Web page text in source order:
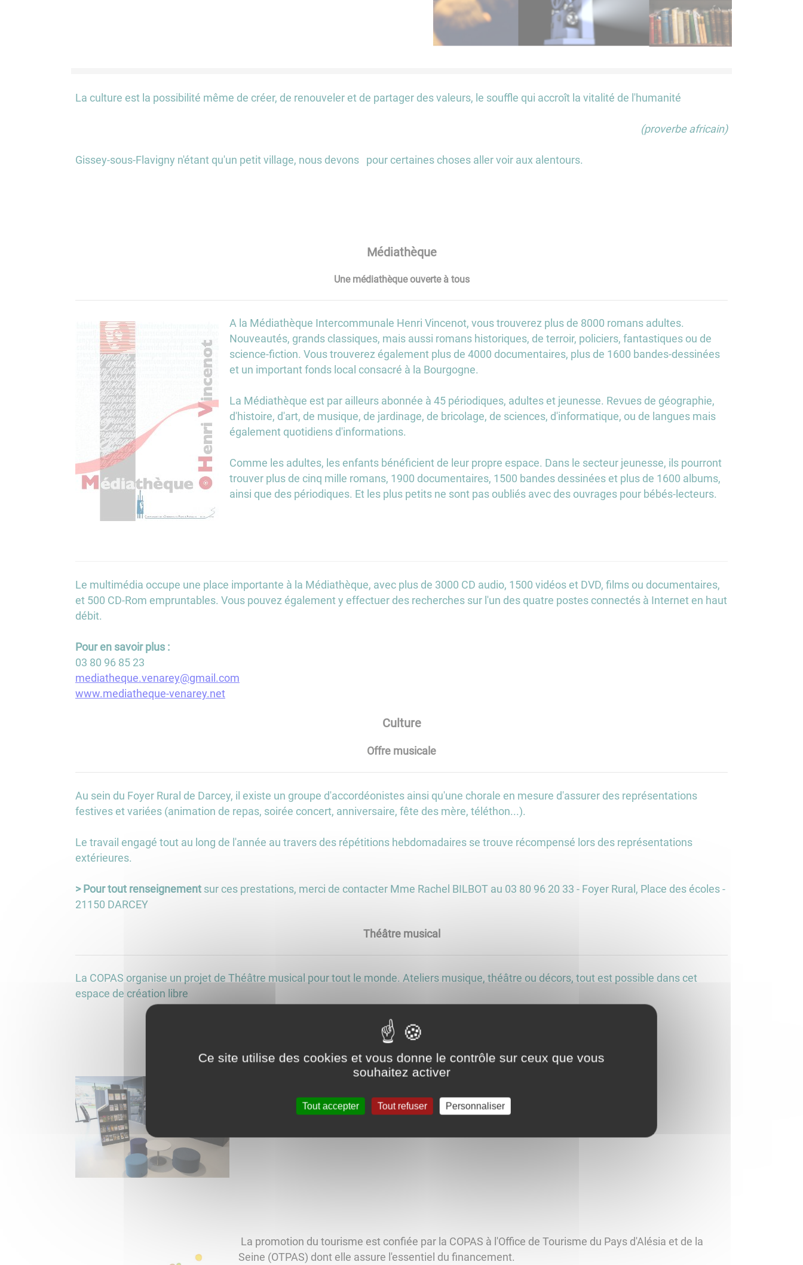
La culture est la possibilité même de créer, de renouveler et de partager des valeurs, le souffle qui accroît la vitalité de l'humanité
(proverbe africain)
Gissey-sous-Flavigny n'étant qu'un petit village, nous devons pour certaines choses aller voir aux alentours.
Médiathèque
Une médiathèque ouverte à tous
A la Médiathèque Intercommunale Henri Vincenot, vous trouverez plus de 8000 romans adultes.
Nouveautés, grands classiques, mais aussi romans historiques, de terroir, policiers, fantastiques ou de
science-fiction. Vous trouverez également plus de 4000 documentaires, plus de 1600 bandes-dessinées
et un important fonds local consacré à la Bourgogne.
La Médiathèque est par ailleurs abonnée à 45 périodiques, adultes et jeunesse. Revues de géographie,
d'histoire, d'art, de musique, de jardinage, de bricolage, de sciences, d'informatique, ou de langues mais
également quotidiens d'informations.
Comme les adultes, les enfants bénéficient de leur propre espace. Dans le secteur jeunesse, ils pourront
trouver plus de cinq mille romans, 1900 documentaires, 1500 bandes dessinées et plus de 1600 albums,
ainsi que des périodiques. Et les plus petits ne sont pas oubliés avec des ouvrages pour bébés-lecteurs.
Le multimédia occupe une place importante à la Médiathèque, avec plus de 3000 CD audio, 1500 vidéos et DVD, films ou documentaires,
et 500 CD-Rom empruntables. Vous pouvez également y effectuer des recherches sur l'un des quatre postes connectés à Internet en haut
débit.
Pour en savoir plus :
03 80 96 85 23
mediatheque.venarey@gmail.com
www.mediatheque-venarey.net
Culture
Offre musicale
Au sein du Foyer Rural de Darcey, il existe un groupe d'accordéonistes ainsi qu'une chorale en mesure d'assurer des représentations
festives et variées (animation de repas, soirée concert, anniversaire, fête des mère, téléthon...).
Le travail engagé tout au long de l'année au travers des répétitions hebdomadaires se trouve récompensé lors des représentations
extérieures.
> Pour tout renseignement sur ces prestations, merci de contacter Mme Rachel BILBOT au 03 80 96 20 33 - Foyer Rural, Place des écoles -
21150 DARCEY
Théâtre musical
La COPAS organise un projet de Théâtre musical pour tout le monde. Ateliers musique, théâtre ou décors, tout est possible dans cet
espace de création libre
Office de Tourisme
La promotion du tourisme est confiée par la COPAS à l'Office de Tourisme du Pays d'Alésia et de la
Seine (OTPAS) dont elle assure l'essentiel du financement.
Ce site utilise des cookies et vous donne le contrôle sur ceux que vous
souhaitez activer
Tout accepter Tout refuser Personnaliser